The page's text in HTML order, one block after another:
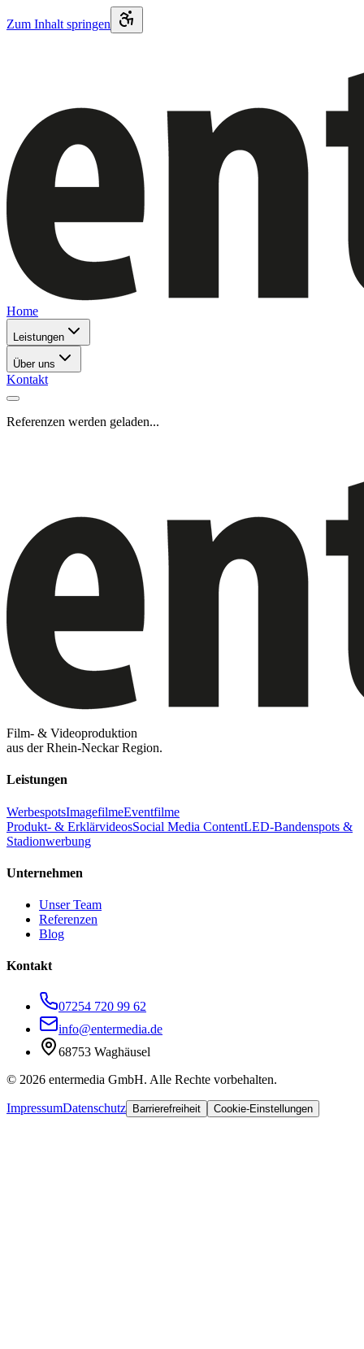
Zum Inhalt springen
Home
Leistungen
Über uns
Kontakt
Referenzen werden geladen...
Film- & Videoproduktion
aus der Rhein-Neckar Region.
Leistungen
WerbespotsImagefilmeEventfilme
Produkt- & ErklärvideosSocial Media ContentLED-Bandenspots &
Stadionwerbung
Unternehmen
Unser Team
Referenzen
Blog
Kontakt
07254 720 99 62
info@entermedia.de
68753 Waghäusel
© 2026 entermedia GmbH. Alle Rechte vorbehalten.
ImpressumDatenschutz Barrierefreiheit Cookie-Einstellungen